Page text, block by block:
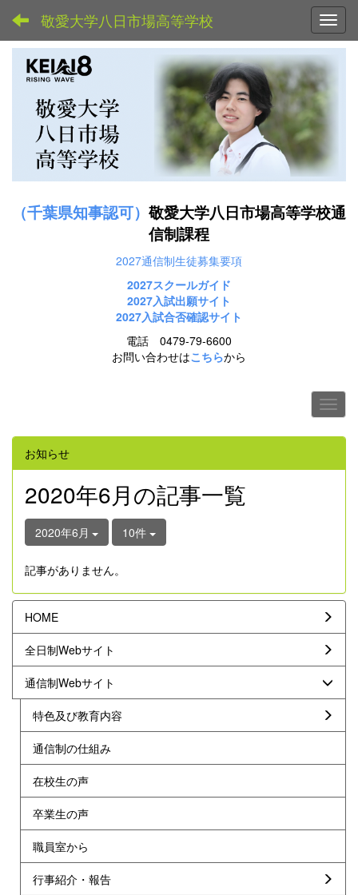
敬愛大学八日市場高等学校
（千葉県知事認可） 敬愛大学八日市場高等学校通
信制課程
2027通信制生徒募集要項
2027スクールガイド
2027入試出願サイト
2027入試合否確認サイト
電話 0479-79-6600
お問い合わせはこちらから
お知らせ
2020年6月の記事一覧
2020年6月 10件
記事がありません。
HOME
全日制Webサイト
通信制Webサイト
特色及び教育内容
通信制の仕組み
在校生の声
卒業生の声
職員室から
行事紹介・報告